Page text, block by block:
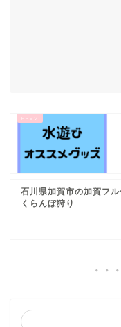
石川県加賀市の加賀フ
くらんぼ狩り